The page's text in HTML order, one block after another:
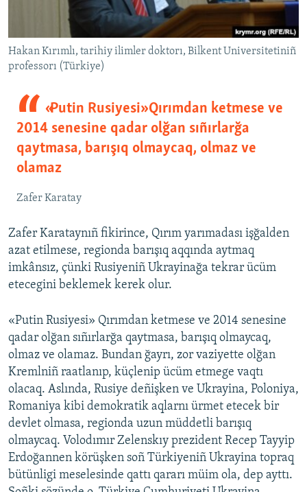
Hakan Kırımlı, tarihiy ilimler doktorı, Bilkent Universitetiniñ
professorı (Türkiye)
«Putin Rusiyesi» Qırımdan ketmese ve
2014 senesine qadar olğan sıñırlarğa
qaytmasa, barışıq olmaycaq, olmaz ve
olamaz
Zafer Karatay
Zafer Karataynıñ fikirince, Qırım yarımadası işğalden
azat etilmese, regionda barışıq aqqında aytmaq
imkânsız, çünki Rusiyeniñ Ukrayinağa tekrar ücüm
etecegini beklemek kerek olur.
«Putin Rusiyesi» Qırımdan ketmese ve 2014 senesine
qadar olğan sıñırlarğa qaytmasa, barışıq olmaycaq,
olmaz ve olamaz. Bundan ğayrı, zor vaziyette olğan
Kremlniñ raatlanıp, küçlenip ücüm etmege vaqtı
olacaq. Aslında, Rusiye deñişken ve Ukrayina, Poloniya,
Romaniya kibi demokratik aqlarnı ürmet etecek bir
devlet olmasa, regionda uzun müddetli barışıq
olmaycaq. Volodımır Zelenskıy prezident Recep Tayyip
Erdoğannen körüşken soñ Türkiyeniñ Ukrayina topraq
bütünligi meselesinde qattı qararı müim ola, dep ayttı.